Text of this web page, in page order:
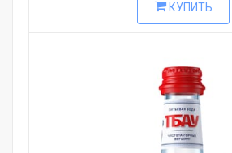
КУПИТЬ